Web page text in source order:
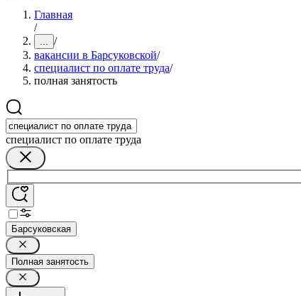
Главная
/
... /
вакансии в Барсуковской/
специалист по оплате труда/
полная занятость
специалист по оплате труда
Барсуковская
Полная занятость